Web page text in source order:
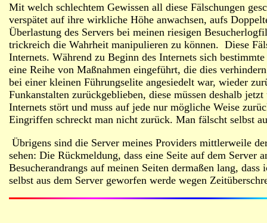
Mit welch schlechtem Gewissen all diese Fälschungen
verspätet auf ihre wirkliche Höhe anwachsen, aufs
Überlastung des Servers bei meinen riesigen
trickreich die Wahrheit manipulieren zu können. Diese
Internets. Während zu Beginn des Internets sich
eine Reihe von Maßnahmen eingeführt, die dies
bei einer kleinen Führungselite angesiedelt war, wieder
Funkanstalten zurückgeblieben, diese müssen deshalb
Internets stört und muss auf jede nur mögliche Weise
Eingriffen schreckt man nicht zurück. Man fälscht selbst
Übrigens sind die Server meines Providers mittlerweile
sehen: Die Rückmeldung, dass eine Seite auf dem Server
Besucherandrangs auf meinen Seiten dermaßen lang,
selbst aus dem Server geworfen werde wegen